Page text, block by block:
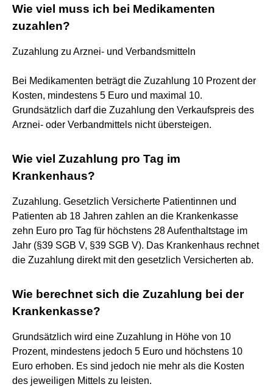
Wie viel muss ich bei Medikamenten
zuzahlen?
Zuzahlung zu Arznei- und Verbandsmitteln
Bei Medikamenten beträgt die Zuzahlung 10 Prozent der
Kosten, mindestens 5 Euro und maximal 10.
Grundsätzlich darf die Zuzahlung den Verkaufspreis des
Arznei- oder Verbandmittels nicht übersteigen.
Wie viel Zuzahlung pro Tag im
Krankenhaus?
Zuzahlung. Gesetzlich Versicherte Patientinnen und
Patienten ab 18 Jahren zahlen an die Krankenkasse
zehn Euro pro Tag für höchstens 28 Aufenthaltstage im
Jahr (§39 SGB V, §39 SGB V). Das Krankenhaus rechnet
die Zuzahlung direkt mit den gesetzlich Versicherten ab.
Wie berechnet sich die Zuzahlung bei der
Krankenkasse?
Grundsätzlich wird eine Zuzahlung in Höhe von 10
Prozent, mindestens jedoch 5 Euro und höchstens 10
Euro erhoben. Es sind jedoch nie mehr als die Kosten
des jeweiligen Mittels zu leisten.